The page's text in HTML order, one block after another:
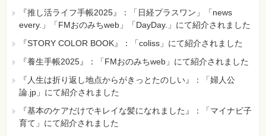
『推し活ライフ手帳2025』：「日経プラスワン」「news
every.」「FMおのみちweb」「DayDay.」にて紹介されました
『STORY COLOR BOOK』：「coliss」にて紹介されました
『養生手帳2025』：「FMおのみちweb」にて紹介されました
『人生は折り返し地点からがきっとたのしい』：「婦人公
論.jp」にて紹介されました
『基本のケアだけでキレイな髪になれました』：「マイナビ子
育て」にて紹介されました